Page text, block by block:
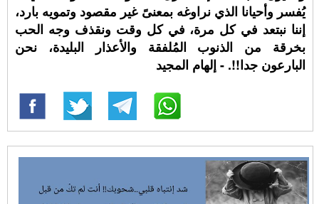
يُفسر وأحيانا الذي نراوغه بمعنىً غير مقصود وتمويه بارد،
إننا نبتعد في كل مرة، في كل وقت ونقذف وجه الحب
بخرقة من الذنوب المُلفقة والأعذار البليدة، نحن
البارعون جدا!!. - إلهام المجيد